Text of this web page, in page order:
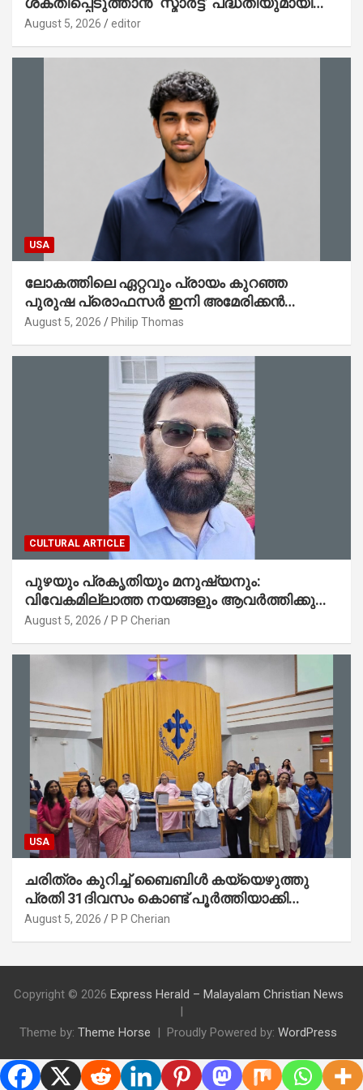
കേര; ലോഗോ മുഖ്യമന്ത്രി പ്രകാശനം
August 5, 2026 editor
USA
ലോകത്തിലെ ഏറ്റവും പ്രായം കുറഞ്ഞ
പുരുഷ പ്രൊഫസർ ഇനി അമേരിക്കൻ
മലയാളി നേഥൻ തോമസ്
August 5, 2026 Philip Thomas
CULTURAL ARTICLE
പുഴയും പ്രകൃതിയും മനുഷ്യനും:
വിവേകമില്ലാത്ത നയങ്ങളും ആവർത്തിക്കുന്ന
ദുരന്തങ്ങളും : റവ. ജെയിംസ് കെ.
August 5, 2026 P P Cherian
USA
ചരിത്രം കുറിച്ച് ബൈബിൾ കയ്യെഴുത്തു
പ്രതി 31ദിവസം കൊണ്ട് പൂർത്തിയാക്കി
മാർത്തോമ്മാ ചർച്ച് ഓഫ് ഡാളസ് ഫാർമേഴ്‌സ്
August 5, 2026 P P Cherian
Copyright © 2026 Express Herald – Malayalam Christian News
Theme by: Theme Horse Proudly Powered by: WordPress